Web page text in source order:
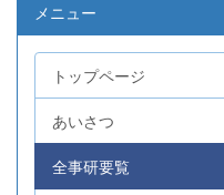
メニュー
トップページ
あいさつ
全事研要覧